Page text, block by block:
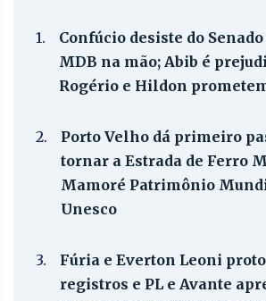
1.
Confúcio desiste do
MDB na mão; Abib é
Rogério e Hildon
2.
Porto Velho dá primeiro
tornar a Estrada de Ferro
Mamoré Patrimônio
Unesco
3.
Fúria e Everton Leoni
registros e PL e Avante